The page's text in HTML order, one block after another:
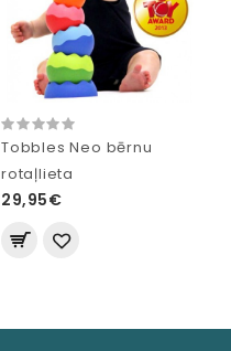
Tobbles Neo bērnu
rotaļlieta
29,95€